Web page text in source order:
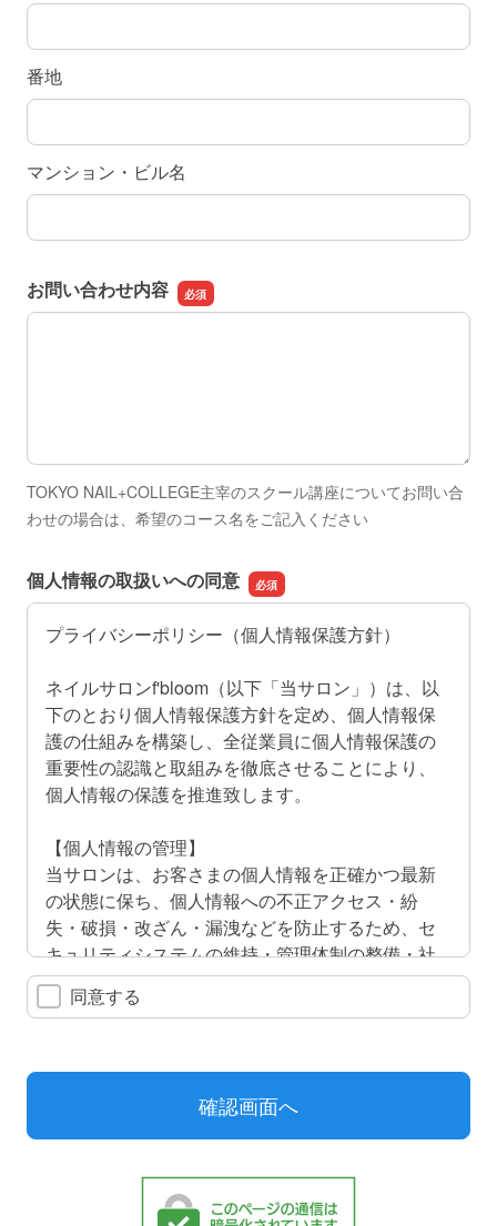
番地
マンション・ビル名
お問い合わせ内容
お問い合わせ内容
TOKYO NAIL+COLLEGE主宰のスクール講座についてお問い合
わせの場合は、希望のコース名をご記入ください
個人情報の取扱いへの同意
プライバシーポリシー（個人情報保護方針）
ネイルサロンf'bloom（以下「当サロン」）は、以
下のとおり個人情報保護方針を定め、個人情報保
護の仕組みを構築し、全従業員に個人情報保護の
重要性の認識と取組みを徹底させることにより、
個人情報の保護を推進致します。
【個人情報の管理】
当サロンは、お客さまの個人情報を正確かつ最新
の状態に保ち、個人情報への不正アクセス・紛
失・破損・改ざん・漏洩などを防止するため、セ
キュリティシステムの維持・管理体制の整備・社
員教育の徹底等の必要な措置を講じ、安全対策を
実施し個人情報の厳重な管理を行ないます。
のご連絡や業務のご案内やご質問に対する回答と
して、電子メールや資料のご送付に利用いたしま
【個人情報の第三者への開示・提供の禁止】
同意する